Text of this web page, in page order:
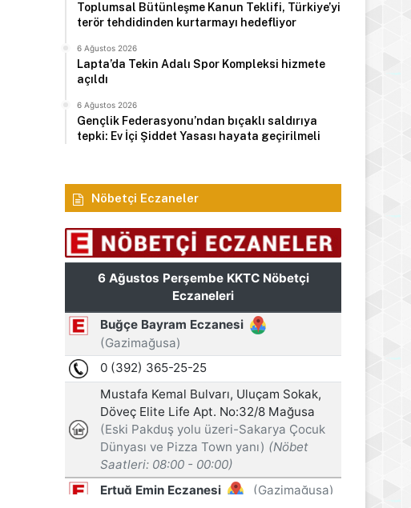
Toplumsal Bütünleşme Kanun Teklifi, Türkiye’yi
terör tehdidinden kurtarmayı hedefliyor
6 Ağustos 2026
Lapta’da Tekin Adalı Spor Kompleksi hizmete
açıldı
6 Ağustos 2026
Gençlik Federasyonu’ndan bıçaklı saldırıya
tepki: Ev İçi Şiddet Yasası hayata geçirilmeli
Nöbetçi Eczaneler